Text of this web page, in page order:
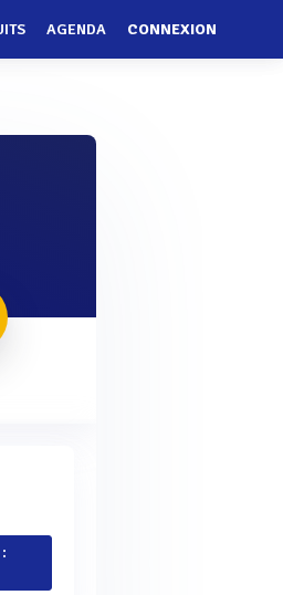
AGENDA CONNEXION